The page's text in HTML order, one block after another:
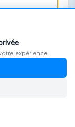
expérience.